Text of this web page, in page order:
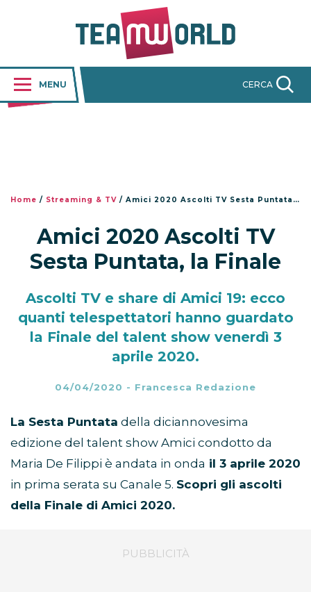
MENU CERCA
Home / Streaming & TV / Amici 2020 Ascolti TV Sesta Puntata, la Finale
Amici 2020 Ascolti TV
Sesta Puntata, la Finale
Ascolti TV e share di Amici 19: ecco
quanti telespettatori hanno guardato
la Finale del talent show venerdì 3
aprile 2020.
04/04/2020 - Francesca Redazione
La Sesta Puntata della diciannovesima
edizione del talent show Amici condotto da
Maria De Filippi è andata in onda il 3 aprile 2020
in prima serata su Canale 5. Scopri gli ascolti
della Finale di Amici 2020.